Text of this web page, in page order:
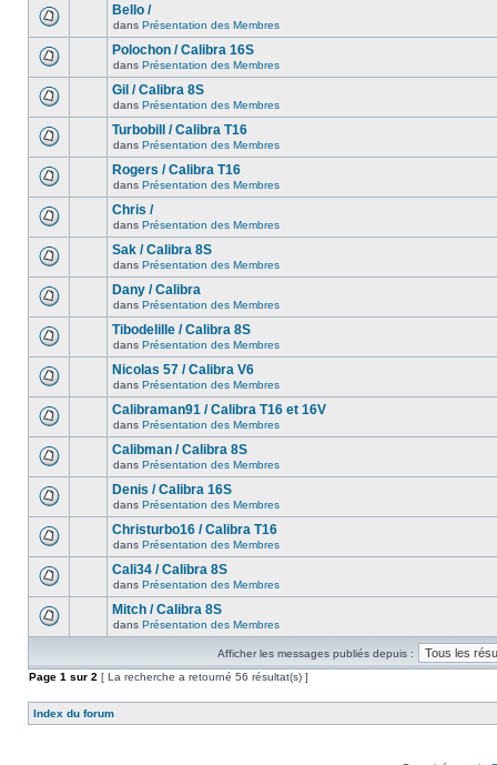
Bello /
dans Présentation des Membres
Polochon / Calibra 16S
dans Présentation des Membres
Gil / Calibra 8S
dans Présentation des Membres
Turbobill / Calibra T16
dans Présentation des Membres
Rogers / Calibra T16
dans Présentation des Membres
Chris /
dans Présentation des Membres
Sak / Calibra 8S
dans Présentation des Membres
Dany / Calibra
dans Présentation des Membres
Tibodelille / Calibra 8S
dans Présentation des Membres
Nicolas 57 / Calibra V6
dans Présentation des Membres
Calibraman91 / Calibra T16 et 16V
dans Présentation des Membres
Calibman / Calibra 8S
dans Présentation des Membres
Denis / Calibra 16S
dans Présentation des Membres
Christurbo16 / Calibra T16
dans Présentation des Membres
Cali34 / Calibra 8S
dans Présentation des Membres
Mitch / Calibra 8S
dans Présentation des Membres
Afficher les messages publiés depuis :
Page 1 sur 2 [ La recherche a retourné 56 résultat(s) ]
Index du forum